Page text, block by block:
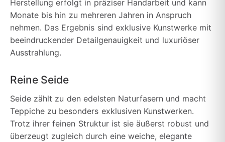
Herstellung erfolgt in präziser Handarbeit und kann
Monate bis hin zu mehreren Jahren in Anspruch
nehmen. Das Ergebnis sind exklusive Kunstwerke mit
beeindruckender Detailgenauigkeit und luxuriöser
Ausstrahlung.
Reine Seide
Seide zählt zu den edelsten Naturfasern und macht
Teppiche zu besonders exklusiven Kunstwerken.
Trotz ihrer feinen Struktur ist sie äußerst robust und
überzeugt zugleich durch eine weiche, elegante